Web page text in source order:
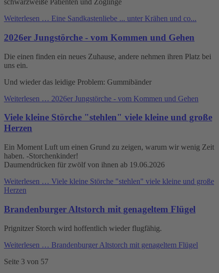
schwarzweiße Patienten und Zöglinge
Weiterlesen … Eine Sandkastenliebe ... unter Krähen und co...
2026er Jungstörche - vom Kommen und Gehen
Die einen finden ein neues Zuhause, andere nehmen ihren Platz bei
uns ein.
Und wieder das leidige Problem: Gummibänder
Weiterlesen … 2026er Jungstörche - vom Kommen und Gehen
Viele kleine Störche "stehlen" viele kleine und große
Herzen
Ein Moment Luft um einen Grund zu zeigen, warum wir wenig Zeit
haben. -Storchenkinder!
Daumendrücken für zwölf von ihnen ab 19.06.2026
Weiterlesen … Viele kleine Störche "stehlen" viele kleine und große
Herzen
Brandenburger Altstorch mit genageltem Flügel
Prignitzer Storch wird hoffentlich wieder flugfähig.
Weiterlesen … Brandenburger Altstorch mit genageltem Flügel
Seite 3 von 57